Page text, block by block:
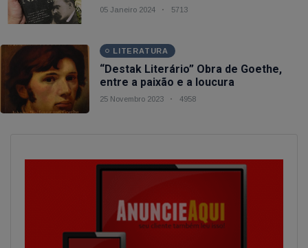
05 Janeiro 2024 5713
LITERATURA
“Destak Literário” Obra de Goethe,
entre a paixão e a loucura
25 Novembro 2023 4958